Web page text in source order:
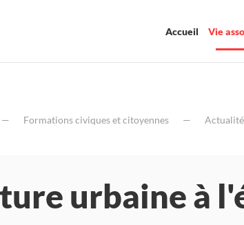
Accueil Vie
Formations civiques et citoyennes Actualité
urbaine à